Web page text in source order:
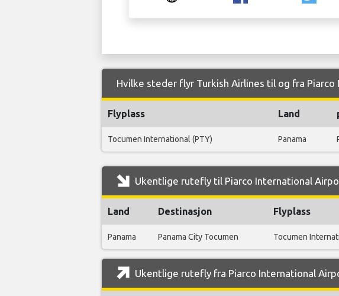
Hvilke steder flyr Turkish Airlines til og fra
Flyplass Land
Tocumen International (PTY) Panama
Ukentlige rutefly til Piarco International
Land Destinasjon Flyplass
Panama Panama City Tocumen Tocumen
Ukentlige rutefly fra Piarco International